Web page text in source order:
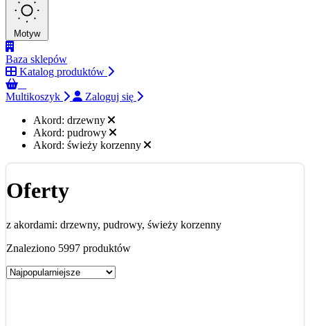
Motyw
Baza sklepów
Katalog produktów
Multikoszyk
Zaloguj się
Akord: drzewny
Akord: pudrowy
Akord: świeży korzenny
Oferty
z akordami: drzewny, pudrowy, świeży korzenny
Znaleziono 5997 produktów